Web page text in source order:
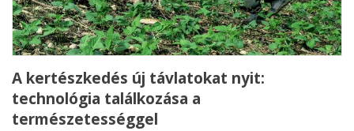
A kertészkedés új távlatokat nyit:
technológia találkozása a
természetességgel